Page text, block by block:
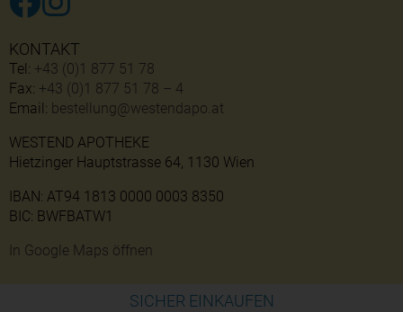
KONTAKT
Tel: +43 (0)1 877 51 78
Fax: +43 (0)1 877 51 78 – 4
Email: bestellung@westendapo.at
WESTEND APOTHEKE
Hietzinger Hauptstrasse 64, 1130 Wien
IBAN: AT94 1813 0000 0003 8350
BIC: BWFBATW1
In Google Maps öffnen
SICHER EINKAUFEN